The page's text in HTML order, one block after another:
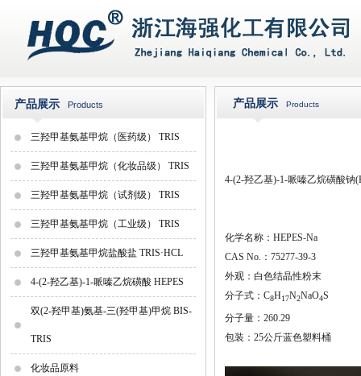
产品展示 Products
三羟甲基氨基甲烷（医药级） TRIS
三羟甲基氨基甲烷（化妆品级） TRIS
三羟甲基氨基甲烷（试剂级） TRIS
三羟甲基氨基甲烷（工业级） TRIS
三羟甲基氨基甲烷盐酸盐 TRIS·HCL
4-(2-羟乙基)-1-哌嗪乙烷磺酸 HEPES
双(2-羟甲基)氨基-三(羟甲基)甲烷 BIS-
TRIS
化妆品原料
产品展示 Products
4-(2-羟乙基)-1-哌嗪乙烷磺酸钠
化学名称：HEPES-Na
CAS No.：75277-39-3
外观：白色结晶性粉末
分子式：C8H17N2NaO4S
分子量：260.29
包装：25公斤蓝色塑料桶